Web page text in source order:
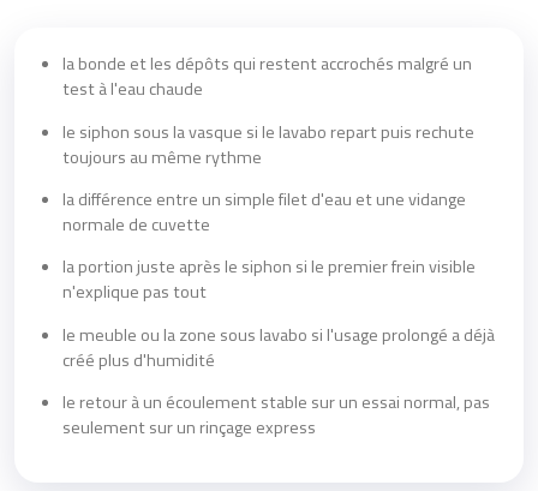
la bonde et les dépôts qui restent accrochés malgré un
test à l'eau chaude
le siphon sous la vasque si le lavabo repart puis rechute
toujours au même rythme
la différence entre un simple filet d'eau et une vidange
normale de cuvette
la portion juste après le siphon si le premier frein visible
n'explique pas tout
le meuble ou la zone sous lavabo si l'usage prolongé a déjà
créé plus d'humidité
le retour à un écoulement stable sur un essai normal, pas
seulement sur un rinçage express